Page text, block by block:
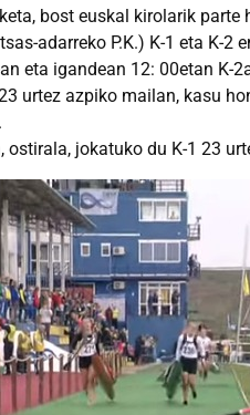
bost euskal kirolarik parte
adarreko P.K.) K-1 eta K-
eta igandean 12: 00etan K-
urtez azpiko mailan, kasu
ostirala, jokatuko du K-1 23